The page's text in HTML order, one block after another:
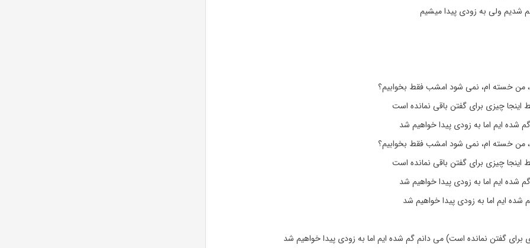
شدیم ولی به زودی پیدا میشیم
من خسته ام، نمی شود امشب فقط بخوابیم؟
اینجا چیزی برای گفتن باقی نمانده است
شده ایم اما به زودی پیدا خواهیم شد
من خسته ام، نمی شود امشب فقط بخوابیم؟
اینجا چیزی برای گفتن باقی نمانده است
شده ایم اما به زودی پیدا خواهیم شد
شده ایم اما به زودی پیدا خواهیم شد
برای گفتن نمانده است) می دانم گم شده ایم اما به زودی پیدا خواهیم شد